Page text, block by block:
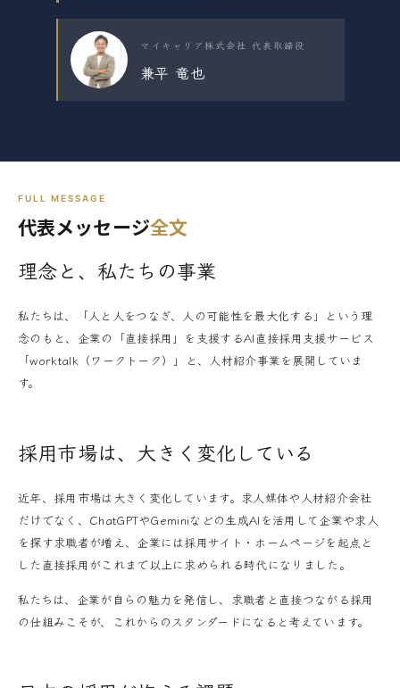
マイキャリア株式会社 代表取締役
兼平 竜也
FULL MESSAGE
代表メッセージ全文
理念と、私たちの事業
私たちは、「人と人をつなぎ、人の可能性を最大化する」という理
念のもと、企業の「直接採用」を支援するAI直接採用支援サービス
「worktalk（ワークトーク）」と、人材紹介事業を展開していま
す。
採用市場は、大きく変化している
近年、採用市場は大きく変化しています。求人媒体や人材紹介会社
だけでなく、ChatGPTやGeminiなどの生成AIを活用して企業や求人
を探す求職者が増え、企業には採用サイト・ホームページを起点と
した直接採用がこれまで以上に求められる時代になりました。
私たちは、企業が自らの魅力を発信し、求職者と直接つながる採用
の仕組みこそが、これからのスタンダードになると考えています。